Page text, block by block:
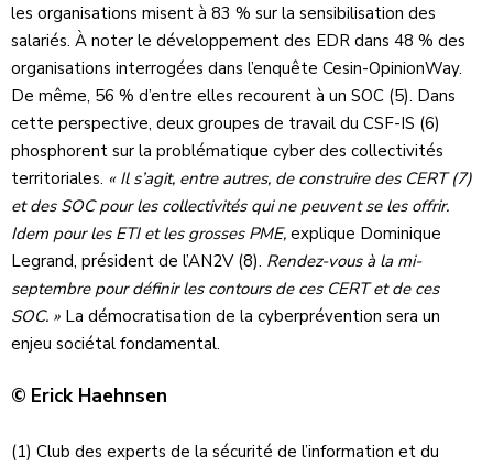
les organisations misent à 83 % sur la sensibilisation des
salariés. À noter le développement des EDR dans 48 % des
organisations interrogées dans l’enquête Cesin-OpinionWay.
De même, 56 % d’entre elles recourent à un SOC (5). Dans
cette perspective, deux groupes de travail du CSF-IS (6)
phosphorent sur la problématique cyber des collectivités
territoriales. « Il s’agit, entre autres, de construire des CERT (7)
et des SOC pour les collectivités qui ne peuvent se les offrir.
Idem pour les ETI et les grosses PME, explique Dominique
Legrand, président de l’AN2V (8). Rendez-vous à la mi-
septembre pour définir les contours de ces CERT et de ces
SOC. » La démocratisation de la cyberprévention sera un
enjeu sociétal fondamental.
© Erick Haehnsen
(1) Club des experts de la sécurité de l’information et du